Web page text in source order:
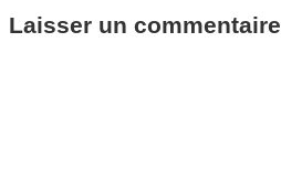
Laisser un commentaire